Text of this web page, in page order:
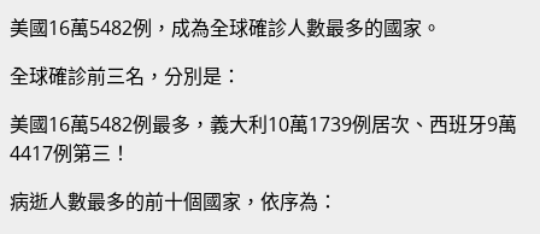
美國16萬5482例，成為全球確診人數最多的國家。
全球確診前三名，分別是：
美國16萬5482例最多，義大利10萬1739例居次、西班牙9萬
4417例第三！
病逝人數最多的前十個國家，依序為：